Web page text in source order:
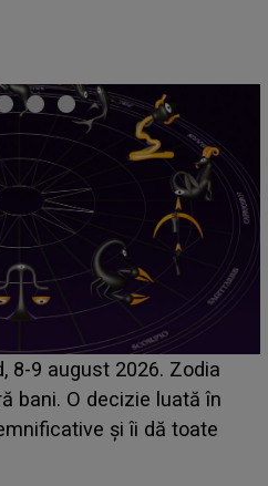
DETALIU ASCUNS până
concurentul din Casa
NEAȘTEPTATĂ despre
eu nu te iubesc pentru